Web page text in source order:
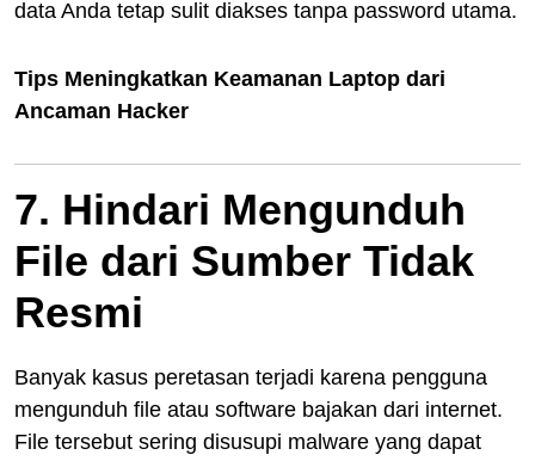
data Anda tetap sulit diakses tanpa password utama.
Tips Meningkatkan Keamanan Laptop dari
Ancaman Hacker
7. Hindari Mengunduh
File dari Sumber Tidak
Resmi
Banyak kasus peretasan terjadi karena pengguna
mengunduh file atau software bajakan dari internet.
File tersebut sering disusupi malware yang dapat